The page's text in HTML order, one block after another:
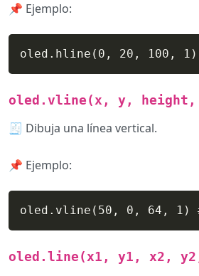
📌 Ejemplo:
oled.hline(0, 20, 100, 1)
oled.vline(x, y, height,
🧾 Dibuja una línea vertical.
📌 Ejemplo:
oled.vline(50, 0, 64, 1)
oled.line(x1, y1, x2,